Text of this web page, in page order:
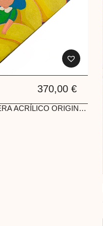
370,00€
ACRÍLICO ORIGINAL